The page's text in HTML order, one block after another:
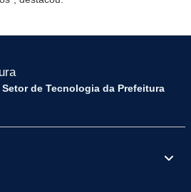
de Tecnologia da Prefeitura